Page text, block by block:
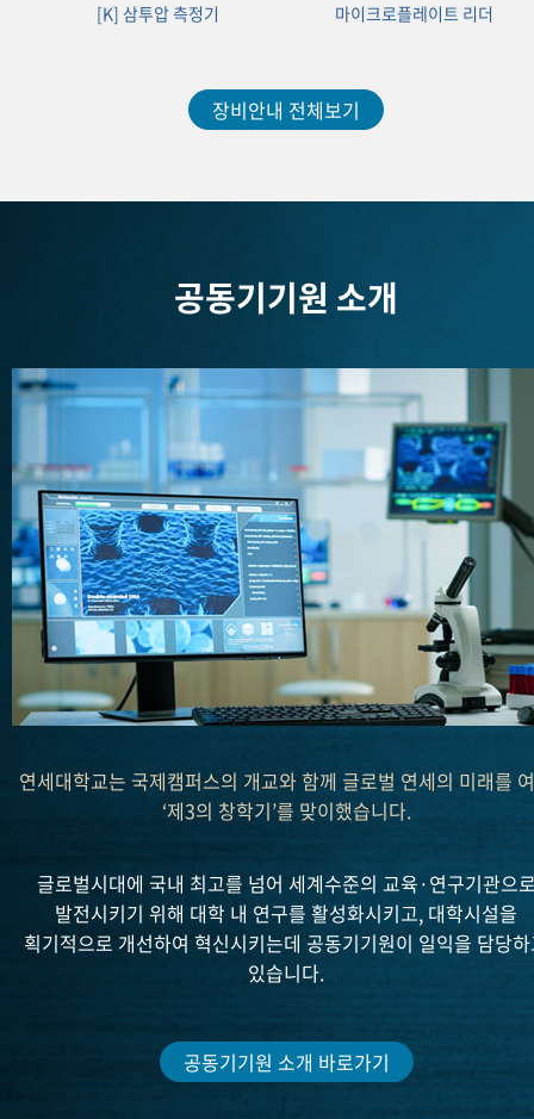
[K] 삼투압 측정기 마이크로플레이트 리더
장비안내 전체보기
공동기기원 소개
연세대학교는 국제캠퍼스의 개교와 함께 글로벌 연세의 미래를
‘제3의 창학기’를 맞이했습니다.
글로벌시대에 국내 최고를 넘어 세계수준의 교육·연구기관으
발전시키기 위해 대학 내 연구를 활성화시키고, 대학시설을
획기적으로 개선하여 혁신시키는데 공동기기원이 일익을 담당
있습니다.
공동기기원 소개 바로가기